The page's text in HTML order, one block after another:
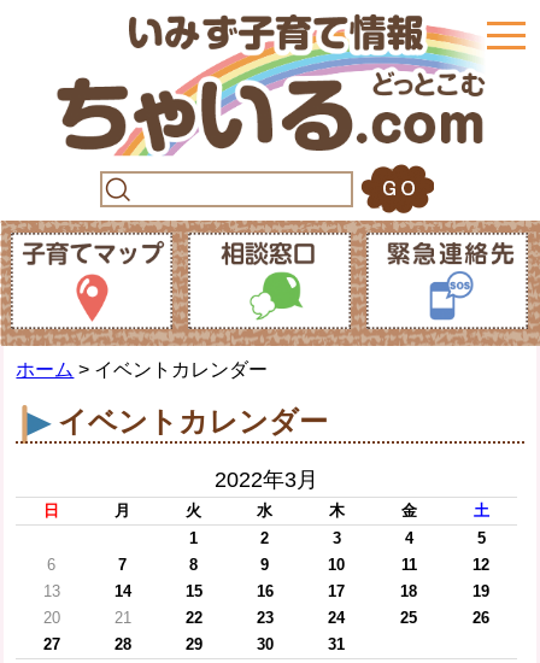
ホーム > イベントカレンダー
イベントカレンダー
2022年3月
日 月 火 水 木 金
土
1
2 3 4
5
6
7 8 9 10 11
12
13
14 15 16 17 18
19
20
21 22 23 24 25
26
27
28 29 30
31